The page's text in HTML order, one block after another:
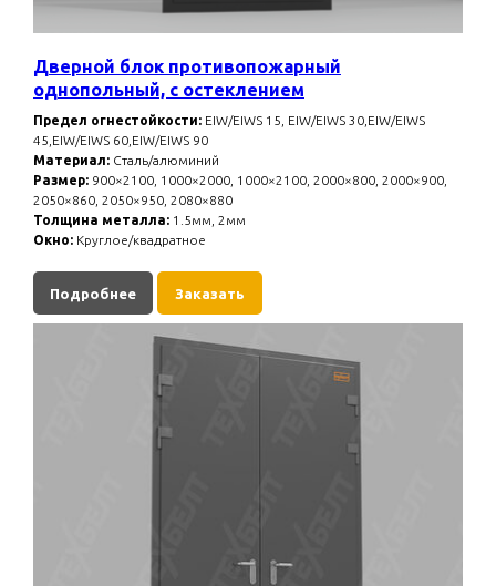
Дверной блок противопожарный
однопольный, с остеклением
Предел огнестойкости: EIW/EIWS 15, EIW/EIWS 30,EIW/EIWS
45,EIW/EIWS 60,EIW/EIWS 90
Материал: Сталь/алюминий
Размер: 900×2100, 1000×2000, 1000×2100, 2000×800, 2000×900,
2050×860, 2050×950, 2080×880
Толщина металла: 1.5мм, 2мм
Окно: Круглое/квадратное
Подробнее Заказать